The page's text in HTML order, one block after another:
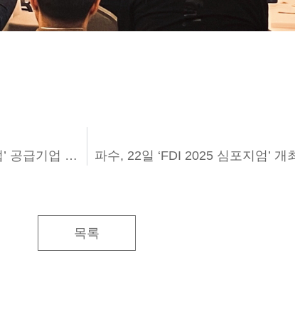
스패로우, ‘중소기업 클라우드서비스 보급·확산 사업’ 공급기업 선정
목록